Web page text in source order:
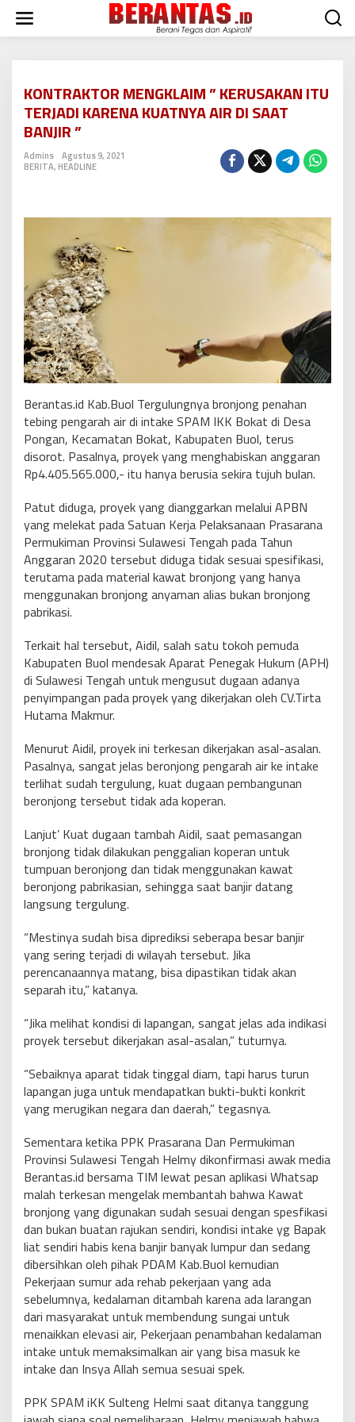
w
KONTRAKTOR MENGKLAIM ” KERUSAKAN ITU
TERJADI KARENA KUATNYA AIR DI SAAT
BANJIR ”
Admins
Agustus 9, 2021
BERITA, HEADLINE
Berantas.id Kab.Buol Tergulungnya bronjong penahan
tebing pengarah air di intake SPAM IKK Bokat di Desa
Pongan, Kecamatan Bokat, Kabupaten Buol, terus
disorot. Pasalnya, proyek yang menghabiskan anggaran
Rp4.405.565.000,- itu hanya berusia sekira tujuh bulan.
Patut diduga, proyek yang dianggarkan melalui APBN
yang melekat pada Satuan Kerja Pelaksanaan Prasarana
Permukiman Provinsi Sulawesi Tengah pada Tahun
Anggaran 2020 tersebut diduga tidak sesuai spesifikasi,
terutama pada material kawat bronjong yang hanya
menggunakan bronjong anyaman alias bukan bronjong
pabrikasi.
Terkait hal tersebut, Aidil, salah satu tokoh pemuda
Kabupaten Buol mendesak Aparat Penegak Hukum (APH)
di Sulawesi Tengah untuk mengusut dugaan adanya
penyimpangan pada proyek yang dikerjakan oleh CV.Tirta
Hutama Makmur.
Menurut Aidil, proyek ini terkesan dikerjakan asal-asalan.
Pasalnya, sangat jelas beronjong pengarah air ke intake
terlihat sudah tergulung, kuat dugaan pembangunan
beronjong tersebut tidak ada koperan.
Lanjut’ Kuat dugaan tambah Aidil, saat pemasangan
bronjong tidak dilakukan penggalian koperan untuk
tumpuan beronjong dan tidak menggunakan kawat
beronjong pabrikasian, sehingga saat banjir datang
langsung tergulung.
“Mestinya sudah bisa diprediksi seberapa besar banjir
yang sering terjadi di wilayah tersebut. Jika
perencanaannya matang, bisa dipastikan tidak akan
separah itu,” katanya.
“Jika melihat kondisi di lapangan, sangat jelas ada indikasi
proyek tersebut dikerjakan asal-asalan,” tuturnya.
“Sebaiknya aparat tidak tinggal diam, tapi harus turun
lapangan juga untuk mendapatkan bukti-bukti konkrit
yang merugikan negara dan daerah,” tegasnya.
Sementara ketika PPK Prasarana Dan Permukiman
Provinsi Sulawesi Tengah Helmy dikonfirmasi awak media
Berantas.id bersama TIM lewat pesan aplikasi Whatsap
malah terkesan mengelak membantah bahwa Kawat
bronjong yang digunakan sudah sesuai dengan spesfikasi
dan bukan buatan rajukan sendiri, kondisi intake yg Bapak
liat sendiri habis kena banjir banyak lumpur dan sedang
dibersihkan oleh pihak PDAM Kab.Buol kemudian
Pekerjaan sumur ada rehab pekerjaan yang ada
sebelumnya, kedalaman ditambah karena ada larangan
dari masyarakat untuk membendung sungai untuk
menaikkan elevasi air, Pekerjaan penambahan kedalaman
intake untuk memaksimalkan air yang bisa masuk ke
intake dan Insya Allah semua sesuai spek.
PPK SPAM iKK Sulteng Helmi saat ditanya tanggung